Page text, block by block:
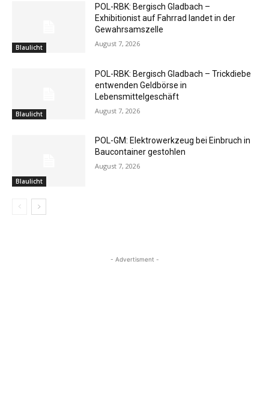
Blaulicht
POL-RBK: Bergisch Gladbach –
Exhibitionist auf Fahrrad landet in der
Gewahrsamszelle
August 7, 2026
Blaulicht
POL-RBK: Bergisch Gladbach – Trickdiebe
entwenden Geldbörse in
Lebensmittelgeschäft
August 7, 2026
Blaulicht
POL-GM: Elektrowerkzeug bei Einbruch in
Baucontainer gestohlen
August 7, 2026
- Advertisment -